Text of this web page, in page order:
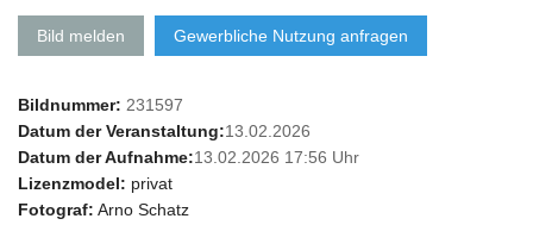
Bild melden Gewerbliche Nutzung anfragen
Bildnummer: 231597
Datum der Veranstaltung:13.02.2026
Datum der Aufnahme:13.02.2026 17:56 Uhr
Lizenzmodel: privat
Fotograf: Arno Schatz